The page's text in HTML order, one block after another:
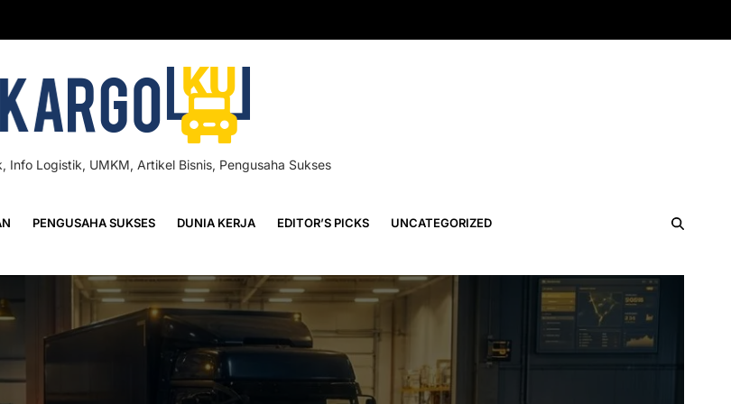
Info Logistik, UMKM, Artikel Bisnis, Pengusaha Sukses
PENGUSAHA SUKSES DUNIA KERJA EDITOR’S PICKS UNCATEGORIZED